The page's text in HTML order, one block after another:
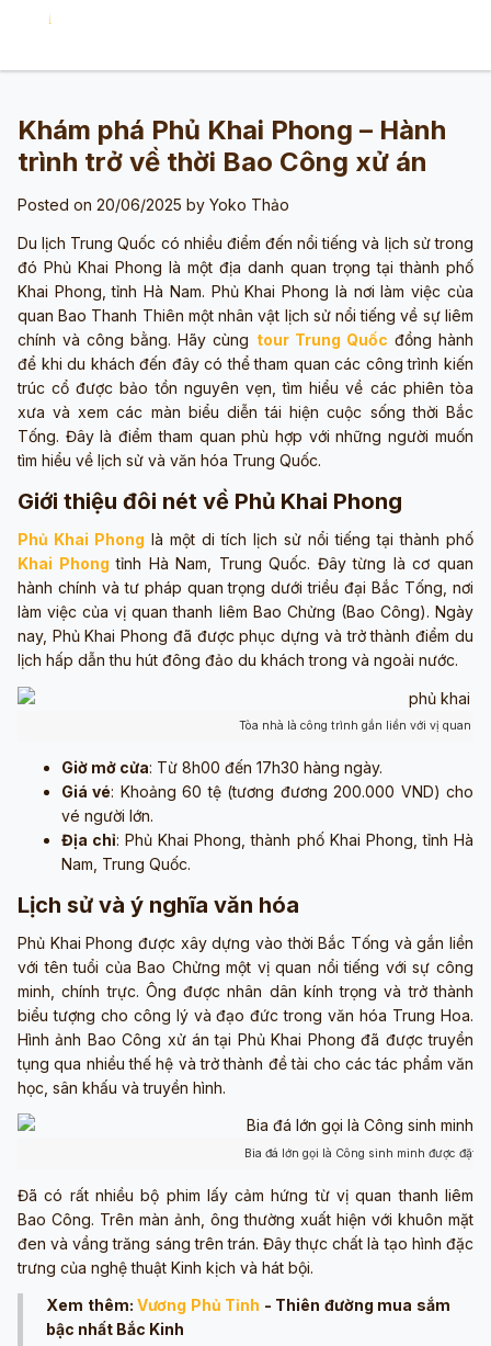
Khám phá Phủ Khai Phong – Hành
trình trở về thời Bao Công xử án
Posted on 20/06/2025 by Yoko Thảo
Du lịch Trung Quốc có nhiều điểm đến nổi tiếng và lịch sử trong
đó Phủ Khai Phong là một địa danh quan trọng tại thành phố
Khai Phong, tỉnh Hà Nam. Phủ Khai Phong là nơi làm việc của
quan Bao Thanh Thiên một nhân vật lịch sử nổi tiếng về sự liêm
chính và công bằng. Hãy cùng tour Trung Quốc đồng hành
để khi du khách đến đây có thể tham quan các công trình kiến
trúc cổ được bảo tồn nguyên vẹn, tìm hiểu về các phiên tòa
xưa và xem các màn biểu diễn tái hiện cuộc sống thời Bắc
Tống. Đây là điểm tham quan phù hợp với những người muốn
tìm hiểu về lịch sử và văn hóa Trung Quốc.
Giới thiệu đôi nét về Phủ Khai Phong
Phủ Khai Phong là một di tích lịch sử nổi tiếng tại thành phố
Khai Phong tỉnh Hà Nam, Trung Quốc. Đây từng là cơ quan
hành chính và tư pháp quan trọng dưới triều đại Bắc Tống, nơi
làm việc của vị quan thanh liêm Bao Chửng (Bao Công). Ngày
nay, Phủ Khai Phong đã được phục dựng và trở thành điểm du
lịch hấp dẫn thu hút đông đảo du khách trong và ngoài nước.
Tòa nhà là công trình gắn liền với vị quan
Giờ mở cửa: Từ 8h00 đến 17h30 hàng ngày.
Giá vé: Khoảng 60 tệ (tương đương 200.000 VND) cho
vé người lớn.
Địa chỉ: Phủ Khai Phong, thành phố Khai Phong, tỉnh Hà
Nam, Trung Quốc.
Lịch sử và ý nghĩa văn hóa
Phủ Khai Phong được xây dựng vào thời Bắc Tống và gắn liền
với tên tuổi của Bao Chửng một vị quan nổi tiếng với sự công
minh, chính trực. Ông được nhân dân kính trọng và trở thành
biểu tượng cho công lý và đạo đức trong văn hóa Trung Hoa.
Hình ảnh Bao Công xử án tại Phủ Khai Phong đã được truyền
tụng qua nhiều thế hệ và trở thành đề tài cho các tác phẩm văn
học, sân khấu và truyền hình.
Bia đá lớn gọi là Công sinh minh được đặt
Đã có rất nhiều bộ phim lấy cảm hứng từ vị quan thanh liêm
Bao Công. Trên màn ảnh, ông thường xuất hiện với khuôn mặt
đen và vầng trăng sáng trên trán. Đây thực chất là tạo hình đặc
trưng của nghệ thuật Kinh kịch và hát bội.
Xem thêm:Vương Phủ Tỉnh - Thiên đường mua sắm
bậc nhất Bắc Kinh